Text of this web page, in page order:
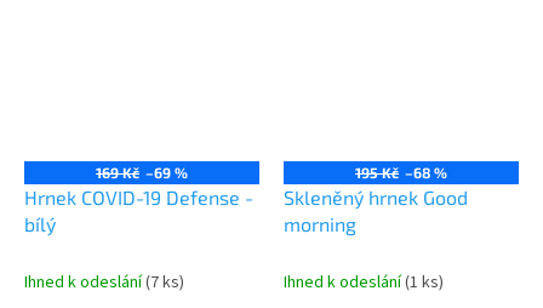
169 Kč –69 %
Hrnek COVID-19 Defense -
bílý
Ihned k odeslání(7 ks)
195 Kč –68 %
Skleněný hrnek Good
morning
Ihned k odeslání(1 ks)